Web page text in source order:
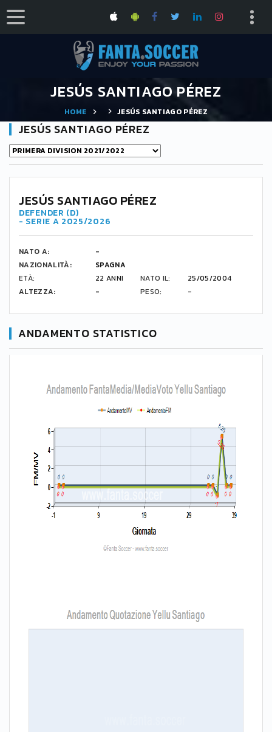
JESÚS SANTIAGO PÉREZ
HOME JESÚS SANTIAGO PÉREZ
JESÚS SANTIAGO PÉREZ
4
JESÚS SANTIAGO PÉREZ
DEFENDER (D)
- SERIE A 2025/2026
NATO A:
-
NAZIONALITÀ:
SPAGNA
ETÀ:
22 ANNI NATO IL:
25/05/2004
ALTEZZA:
- PESO: -
ANDAMENTO STATISTICO